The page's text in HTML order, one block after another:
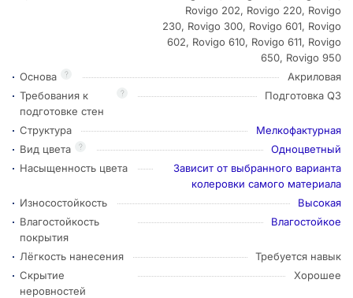
Rovigo 202, Rovigo 220, Rovigo
230, Rovigo 300, Rovigo 601, Rovigo
602, Rovigo 610, Rovigo 611, Rovigo
650, Rovigo 950
?
Основа Акриловая
?
Требования к
подготовке стен
Подготовка Q3
Структура Мелкофактурная
?
Вид цвета
Одноцветный
Насыщенность цвета
Зависит от выбранного варианта
колеровки самого материала
Износостойкость
Высокая
Влагостойкость
покрытия
Влагостойкое
Лёгкость нанесения
Требуется навык
Скрытие
неровностей
Хорошее